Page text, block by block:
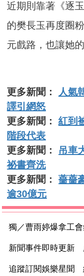
近期則靠著《逐
的樊長玉再度圈
元戲路，也讓她
更多新聞：
人氣
譯引網怒
更多新聞：紅到
階段代表
更多新聞： 吊車
祕書齊洗
更多新聞：薔薔
逾30億元
獨／曹雨婷爆拿工
新聞事件即時更新
追蹤訂閱娛樂星聞